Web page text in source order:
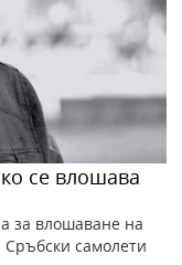
се влошава
за влошаване на
самолети